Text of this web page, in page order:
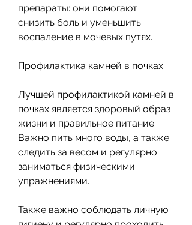
препараты: они помогают
снизить боль и уменьшить
воспаление в мочевых путях.
Профилактика камней в почках
Лучшей профилактикой камней в
почках является здоровый образ
жизни и правильное питание.
Важно пить много воды, а также
следить за весом и регулярно
заниматься физическими
упражнениями.
Также важно соблюдать личную